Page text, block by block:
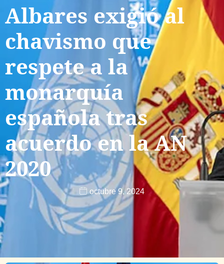
Albares exigió al
chavismo que
respete a la
monarquía
española tras
acuerdo en la AN
2020
octubre 9, 2024